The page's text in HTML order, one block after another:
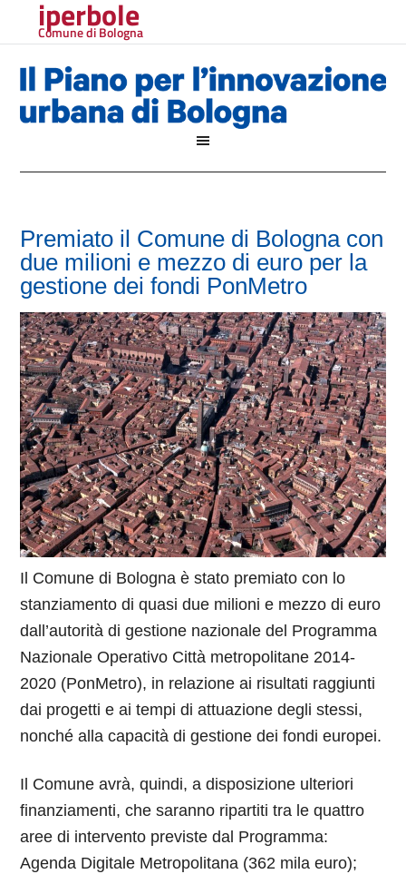
iperbole
Comune di Bologna
Premiato il Comune di Bologna con
due milioni e mezzo di euro per la
gestione dei fondi PonMetro
Il Comune di Bologna è stato premiato con lo
stanziamento di quasi due milioni e mezzo di euro
dall’autorità di gestione nazionale del Programma
Nazionale Operativo Città metropolitane 2014-
2020 (PonMetro), in relazione ai risultati raggiunti
dai progetti e ai tempi di attuazione degli stessi,
nonché alla capacità di gestione dei fondi europei.
Il Comune avrà, quindi, a disposizione ulteriori
finanziamenti, che saranno ripartiti tra le quattro
aree di intervento previste dal Programma:
Agenda Digitale Metropolitana (362 mila euro);